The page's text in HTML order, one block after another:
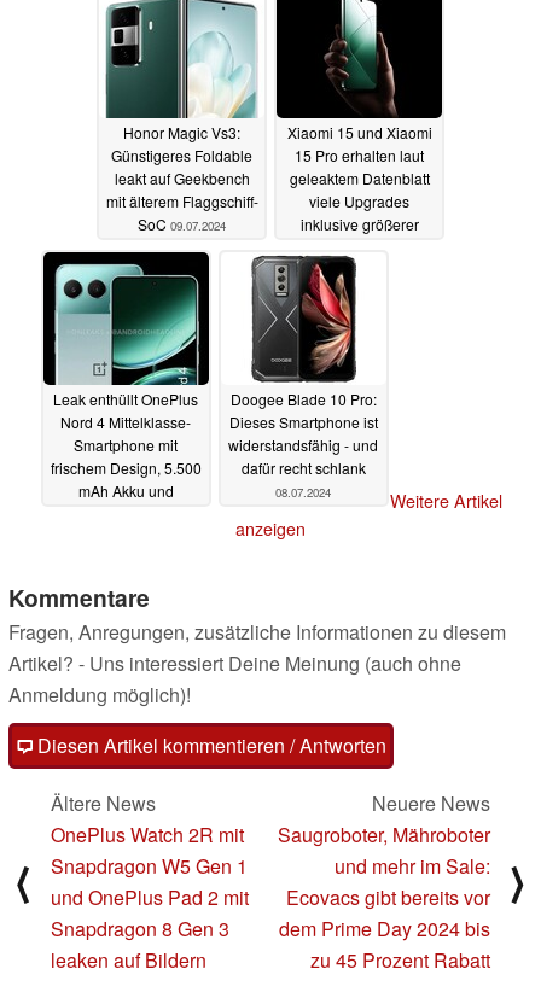
Honor Magic Vs3:
Günstigeres Foldable
leakt auf Geekbench
mit älterem Flaggschiff-
SoC 09.07.2024
Xiaomi 15 und Xiaomi
15 Pro erhalten laut
geleaktem Datenblatt
viele Upgrades
inklusive größerer
Leak enthüllt OnePlus
Nord 4 Mittelklasse-
Smartphone mit
frischem Design, 5.500
mAh Akku und
Doogee Blade 10 Pro:
Dieses Smartphone ist
widerstandsfähig - und
dafür recht schlank
08.07.2024
Weitere Artikel
anzeigen
Kommentare
Fragen, Anregungen, zusätzliche Informationen zu diesem
Artikel? - Uns interessiert Deine Meinung (auch ohne
Anmeldung möglich)!
Diesen Artikel kommentieren / Antworten
⟨
Ältere News
OnePlus Watch 2R mit
Snapdragon W5 Gen 1
und OnePlus Pad 2 mit
Snapdragon 8 Gen 3
leaken auf Bildern
Neuere News
Saugroboter, Mähroboter
und mehr im Sale:
Ecovacs gibt bereits vor
dem Prime Day 2024 bis
zu 45 Prozent Rabatt
⟩